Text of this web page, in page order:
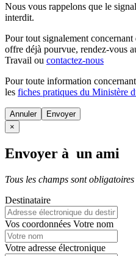
Nous vous rappelons que le
interdit.
Pour tout signalement concernant
offre déjà pourvue, rendez-vous
Travail ou contactez-nous
Pour toute information
les fiches pratiques du Ministère
Annuler
×
Envoyer à un ami
Tous les champs sont obligatoires
Destinataire
Vos coordonnées Votre nom
Votre adresse électronique